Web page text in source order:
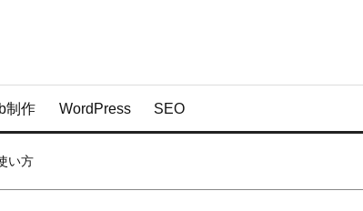
制作 WordPress SEO
い方